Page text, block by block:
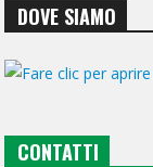
DOVE SIAMO
CONTATTI